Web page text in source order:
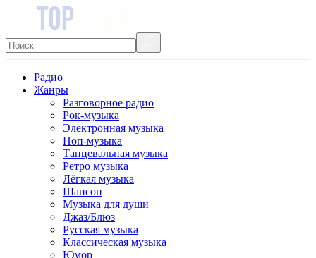
Радио
Жанры
Разговорное радио
Рок-музыка
Электронная музыка
Поп-музыка
Танцевальная музыка
Ретро музыка
Лёгкая музыка
Шансон
Музыка для души
Джаз/Блюз
Русская музыка
Классическая музыка
Юмор